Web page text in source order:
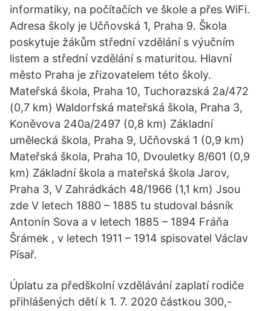
informatiky, na počítačích ve škole a přes WiFi.
Adresa školy je Učňovská 1, Praha 9. Škola
poskytuje žákům střední vzdělání s výučním
listem a střední vzdělání s maturitou. Hlavní
město Praha je zřizovatelem této školy.
Mateřská škola, Praha 10, Tuchorazská 2a/472
(0,7 km) Waldorfská mateřská škola, Praha 3,
Koněvova 240a/2497 (0,8 km) Základní
umělecká škola, Praha 9, Učňovská 1 (0,9 km)
Mateřská škola, Praha 10, Dvouletky 8/601 (0,9
km) Základní škola a mateřská škola Jarov,
Praha 3, V Zahrádkách 48/1966 (1,1 km) Jsou
zde V letech 1880 – 1885 tu studoval básník
Antonín Sova a v letech 1885 – 1894 Fráňa
Šrámek , v letech 1911 – 1914 spisovatel Václav
Písař.
Úplatu za předškolní vzdělávání zaplatí rodiče
přihlášených dětí k 1. 7. 2020 částkou 300,-